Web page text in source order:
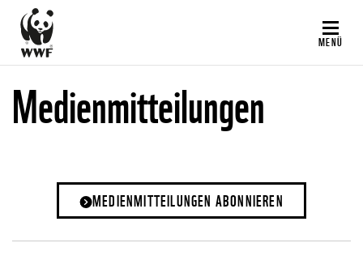
Direkt
zum
Inhalt
MENÜ
Medienmitteilungen
MEDIENMITTEILUNGEN ABONNIEREN